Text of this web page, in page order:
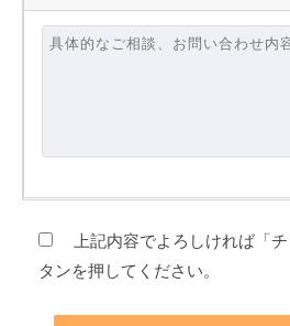
上記内容でよろしければ「
タンを押してください。